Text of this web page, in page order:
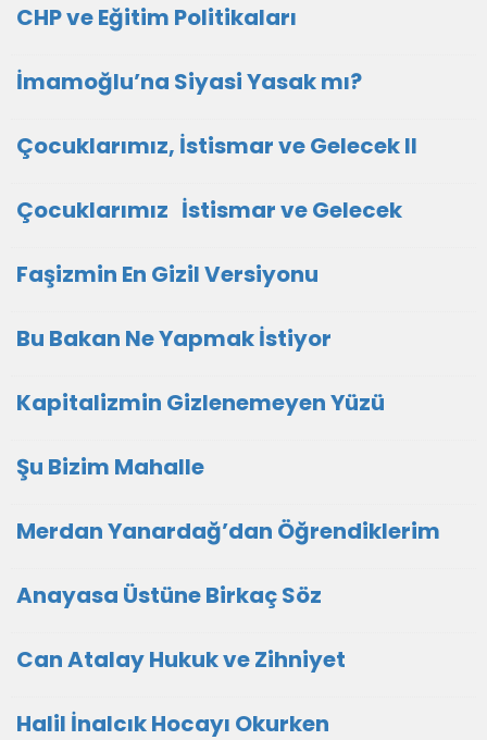
CHP ve Eğitim Politikaları
İmamoğlu’na Siyasi Yasak mı?
Çocuklarımız, İstismar ve Gelecek II
Çocuklarımız İstismar ve Gelecek
Faşizmin En Gizil Versiyonu
Bu Bakan Ne Yapmak İstiyor
Kapitalizmin Gizlenemeyen Yüzü
Şu Bizim Mahalle
Merdan Yanardağ’dan Öğrendiklerim
Anayasa Üstüne Birkaç Söz
Can Atalay Hukuk ve Zihniyet
Halil İnalcık Hocayı Okurken